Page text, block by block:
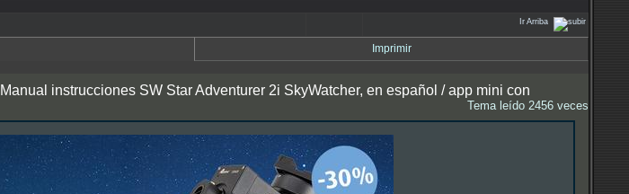
Ir Arriba
Imprimir
Manual instrucciones SW Star Adventurer 2i SkyWatcher, en español / app mini con
Tema leído 2456 veces